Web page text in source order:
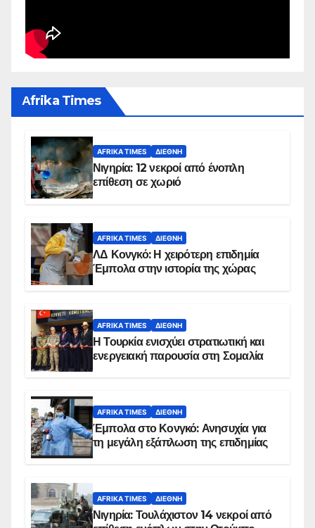
Αfrika Times
AFRIKA TIMES ΔΙΕΘΝΉ
Νιγηρία: 12 νεκροί από ένοπλη
επίθεση σε χωριό
AFRIKA TIMES ΔΙΕΘΝΉ
ΛΔ Κονγκό: Η χειρότερη επιδημία
Έμπολα στην ιστορία της χώρας
AFRIKA TIMES ΔΙΕΘΝΉ
Η Τουρκία ενισχύει στρατιωτική και
ενεργειακή παρουσία στη Σομαλία
AFRIKA TIMES ΔΙΕΘΝΉ
Έμπολα στο Κονγκό: Ανησυχία για
τη μεγάλη εξάπλωση της επιδημίας
AFRIKA TIMES ΔΙΕΘΝΉ
Νιγηρία: Τουλάχιστον 14 νεκροί από